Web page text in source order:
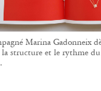
Marina Gadonneix
la structure et le rythme